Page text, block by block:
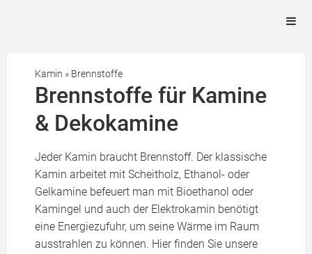
Kamin » Brennstoffe
Brennstoffe für Kamine
& Dekokamine
Jeder Kamin braucht Brennstoff. Der klassische
Kamin arbeitet mit Scheitholz, Ethanol- oder
Gelkamine befeuert man mit Bioethanol oder
Kamingel und auch der Elektrokamin benötigt
eine Energiezufuhr, um seine Wärme im Raum
ausstrahlen zu können. Hier finden Sie unsere